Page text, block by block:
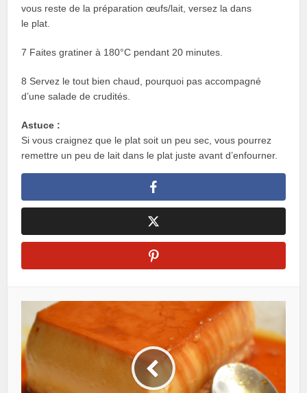
vous reste de la préparation œufs/lait, versez la dans
le plat.
7 Faites gratiner à 180°C pendant 20 minutes.
8 Servez le tout bien chaud, pourquoi pas accompagné
d’une salade de crudités.
Astuce :
Si vous craignez que le plat soit un peu sec, vous pourrez
remettre un peu de lait dans le plat juste avant d’enfourner.